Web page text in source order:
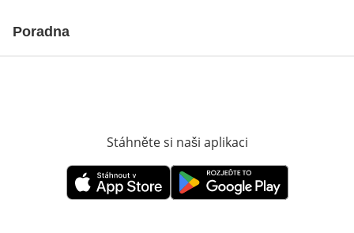
Poradna
Stáhněte si naši aplikaci
Otevře v novém okněOtevře v novém okně